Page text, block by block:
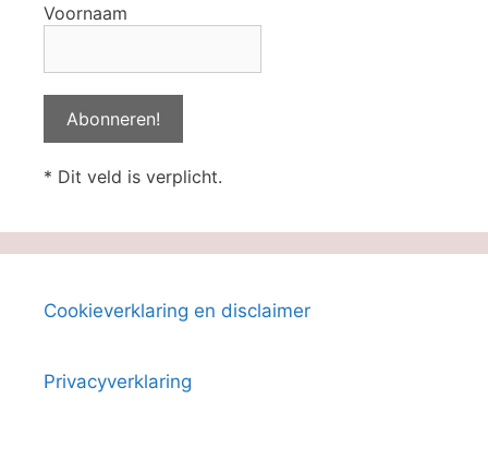
Voornaam
* Dit veld is verplicht.
Cookieverklaring en disclaimer
Privacyverklaring